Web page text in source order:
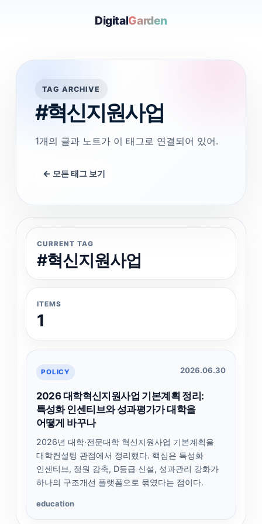
DigitalGarden
TAG ARCHIVE
#혁신지원사업
1개의 글과 노트가 이 태그로 연결되어 있어.
← 모든 태그 보기
CURRENT TAG
#혁신지원사업
ITEMS
1
POLICY 2026.06.30
2026 대학혁신지원사업 기본계획 정리:
특성화 인센티브와 성과평가가 대학을
어떻게 바꾸나
2026년 대학·전문대학 혁신지원사업 기본계획을
대학컨설팅 관점에서 정리했다. 핵심은 특성화
인센티브, 정원 감축, D등급 신설, 성과관리 강화가
하나의 구조개선 플랫폼으로 묶였다는 점이다.
education